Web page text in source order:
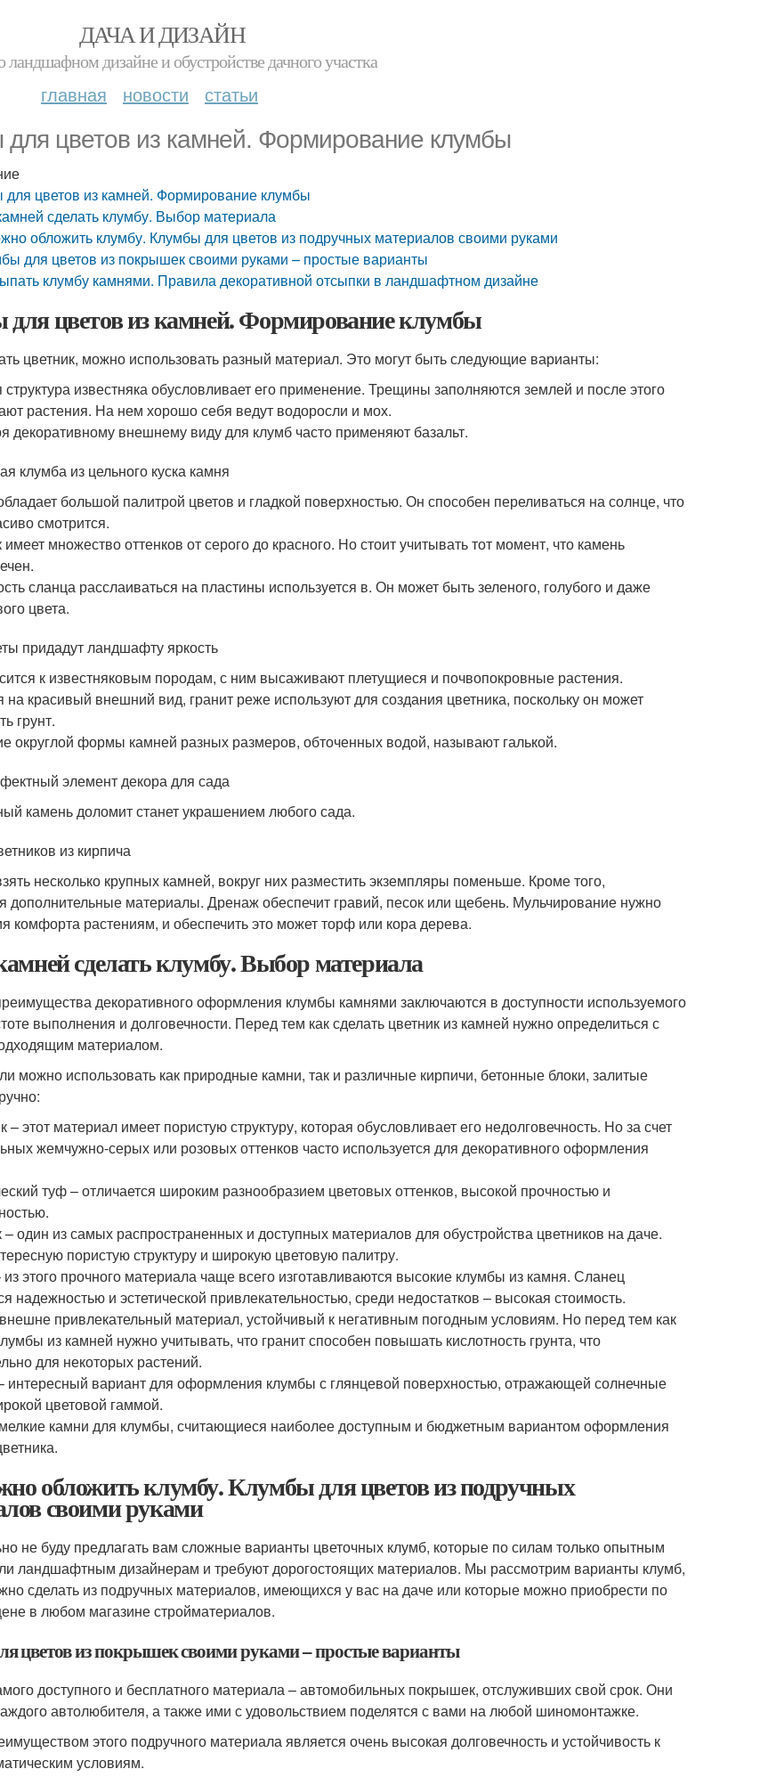
ДАЧА И ДИЗАЙН
ландшафном дизайне и обустройстве дачного участка
главная новости статьи
для цветов из камней. Формирование клумбы
для цветов из камней. Формирование клумбы
сделать клумбу. Выбор материала
обложить клумбу. Клумбы для цветов из подручных материалов своими руками
для цветов из покрышек своими руками – простые варианты
клумбу камнями. Правила декоративной отсыпки в ландшафтном дизайне
цветов из камней. Формирование клумбы
цветник, можно использовать разный материал. Это могут быть следующие варианты:
структура известняка обусловливает его применение. Трещины заполняются землей и после этого
растения. На нем хорошо себя ведут водоросли и мох.
декоративному внешнему виду для клумб часто применяют базальт.
клумба из цельного куска камня
большой палитрой цветов и гладкой поверхностью. Он способен переливаться на солнце, что
смотрится.
множество оттенков от серого до красного. Но стоит учитывать тот момент, что камень
сланца расслаиваться на пластины используется в. Он может быть зеленого, голубого и даже
цвета.
придадут ландшафту яркость
к известняковым породам, с ним высаживают плетущиеся и почвопокровные растения.
на красивый внешний вид, гранит реже используют для создания цветника, поскольку он может
грунт.
округлой формы камней разных размеров, обточенных водой, называют галькой.
элемент декора для сада
камень доломит станет украшением любого сада.
из кирпича
несколько крупных камней, вокруг них разместить экземпляры поменьше. Кроме того,
дополнительные материалы. Дренаж обеспечит гравий, песок или щебень. Мульчирование нужно
комфорта растениям, и обеспечить это может торф или кора дерева.
сделать клумбу. Выбор материала
декоративного оформления клумбы камнями заключаются в доступности используемого
выполнения и долговечности. Перед тем как сделать цветник из камней нужно определиться с
материалом.
можно использовать как природные камни, так и различные кирпичи, бетонные блоки, залитые
– этот материал имеет пористую структуру, которая обусловливает его недолговечность. Но за счет
жемчужно-серых или розовых оттенков часто используется для декоративного оформления
туф – отличается широким разнообразием цветовых оттенков, высокой прочностью и
– один из самых распространенных и доступных материалов для обустройства цветников на даче.
пористую структуру и широкую цветовую палитру.
этого прочного материала чаще всего изготавливаются высокие клумбы из камня. Сланец
надежностью и эстетической привлекательностью, среди недостатков – высокая стоимость.
привлекательный материал, устойчивый к негативным погодным условиям. Но перед тем как
из камней нужно учитывать, что гранит способен повышать кислотность грунта, что
для некоторых растений.
интересный вариант для оформления клумбы с глянцевой поверхностью, отражающей солнечные
цветовой гаммой.
камни для клумбы, считающиеся наиболее доступным и бюджетным вариантом оформления
обложить клумбу. Клумбы для цветов из подручных
своими руками
не буду предлагать вам сложные варианты цветочных клумб, которые по силам только опытным
ландшафтным дизайнерам и требуют дорогостоящих материалов. Мы рассмотрим варианты клумб,
сделать из подручных материалов, имеющихся у вас на даче или которые можно приобрести по
в любом магазине стройматериалов.
цветов из покрышек своими руками – простые варианты
доступного и бесплатного материала – автомобильных покрышек, отслуживших свой срок. Они
автолюбителя, а также ими с удовольствием поделятся с вами на любой шиномонтажке.
этого подручного материала является очень высокая долговечность и устойчивость к
условиям.